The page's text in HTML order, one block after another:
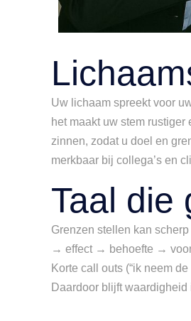
Uw lichaam spreekt voor
het maakt uw stem
zinnen, zodat u doel en
merkbaar bij collega’s en
Taal die
Grenzen stellen kan
→ effect → behoefte →
Korte call outs (“ik neem
Daardoor blijft